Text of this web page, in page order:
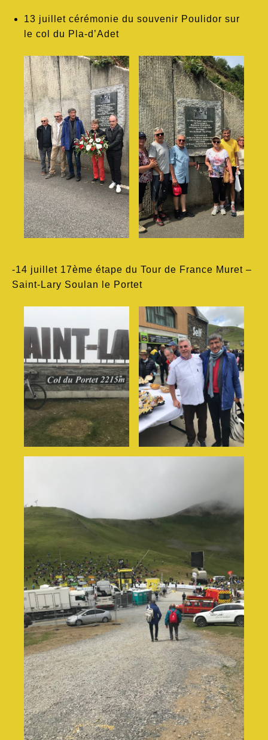
13 juillet cérémonie du souvenir Poulidor sur
le col du Pla-d’Adet
-14 juillet 17ème étape du Tour de France Muret –
Saint-Lary Soulan le Portet